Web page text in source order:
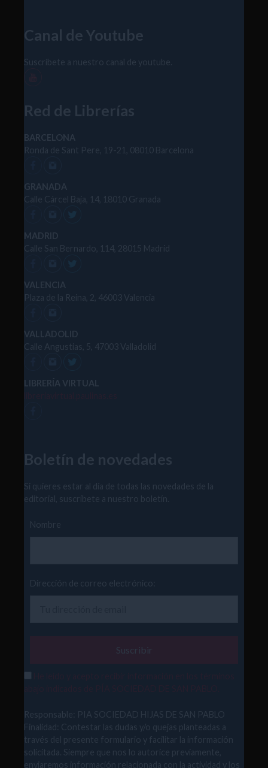
Canal de Youtube
Suscríbete a nuestro canal de youtube.
Red de Librerías
BARCELONA
Ronda de Sant Pere, 19-21, 08010 Barcelona
GRANADA
Calle Cárcel Baja, 14, 18010 Granada
MADRID
Calle San Bernardo, 114, 28015 Madrid
VALENCIA
Plaza de la Reina, 2, 46003 Valencia
VALLADOLID
Calle Angustias, 5, 47003 Valladolid
LIBRERÍA VIRTUAL
Boletín de novedades
Si quieres estar al día de todas las novedades de la
editorial, suscríbete a nuestro boletín.
Nombre
Dirección de correo electrónico:
Responsable: PIA SOCIEDAD HIJAS DE SAN PABLO
Finalidad: Contestar las dudas y/o quejas planteadas a
través del presente formulario y facilitar la información
solicitada. Siempre que nos lo autorice previamente,
enviaremos información relacionada con la actividad y los